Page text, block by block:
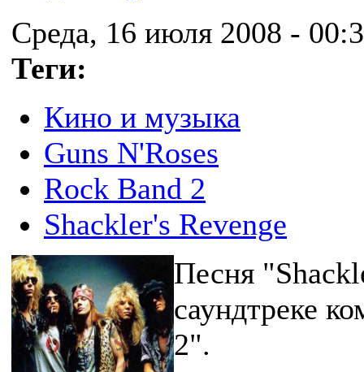
Среда, 16 июля 2008 -
Теги:
Кино и музыка
Guns N'Roses
Rock Band 2
Shackler's Revenge
Песня
саундтреке
2".